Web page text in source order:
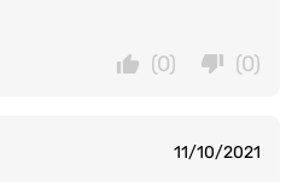
(0)
(0)
11/10/2021